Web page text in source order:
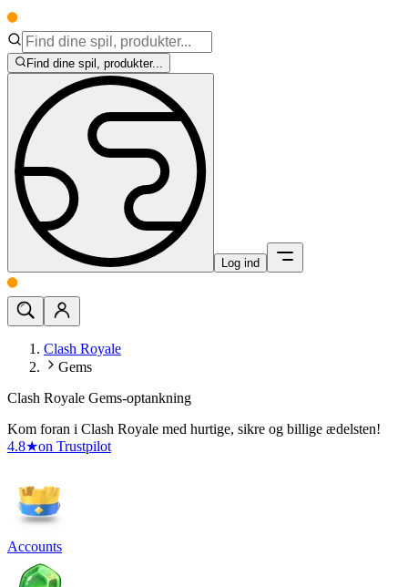
Find dine spil, produkter...
Log ind
Clash Royale
Gems
Clash Royale Gems-optankning
Kom foran i Clash Royale med hurtige, sikre og billige ædelsten!
4.8★on Trustpilot
Accounts